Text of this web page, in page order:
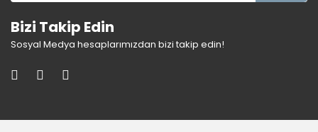
Bizi Takip Edin
Sosyal Medya hesaplarımızdan bizi takip edin!